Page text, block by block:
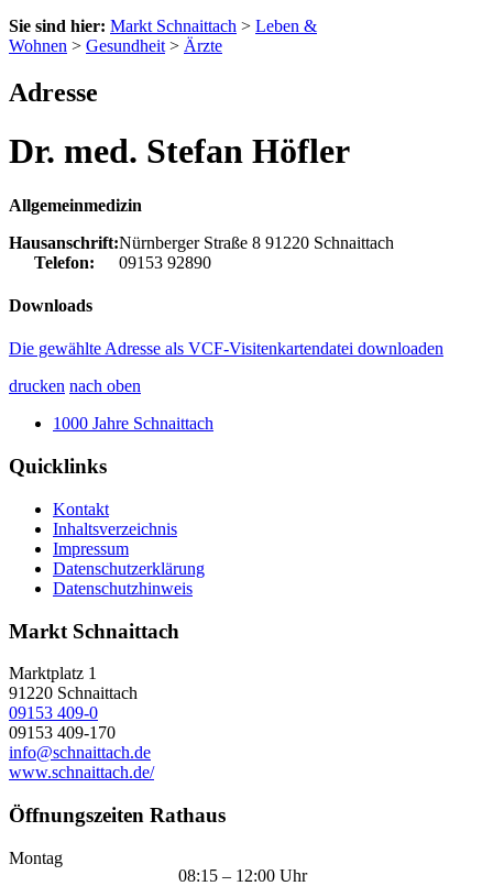
Sie sind hier: Markt Schnaittach > Leben &
Wohnen > Gesundheit > Ärzte
Adresse
Dr. med. Stefan Höfler
Allgemeinmedizin
Hausanschrift:Nürnberger Straße 8 91220 Schnaittach
Telefon:
09153 92890
Downloads
Die gewählte Adresse als VCF-Visitenkartendatei downloaden
drucken nach oben
1000 Jahre Schnaittach
Quicklinks
Kontakt
Inhaltsverzeichnis
Impressum
Datenschutzerklärung
Datenschutzhinweis
Markt Schnaittach
Marktplatz 1
91220 Schnaittach
09153 409-0
09153 409-170
info@schnaittach.de
www.schnaittach.de/
Öffnungszeiten Rathaus
Montag
08:15 – 12:00 Uhr